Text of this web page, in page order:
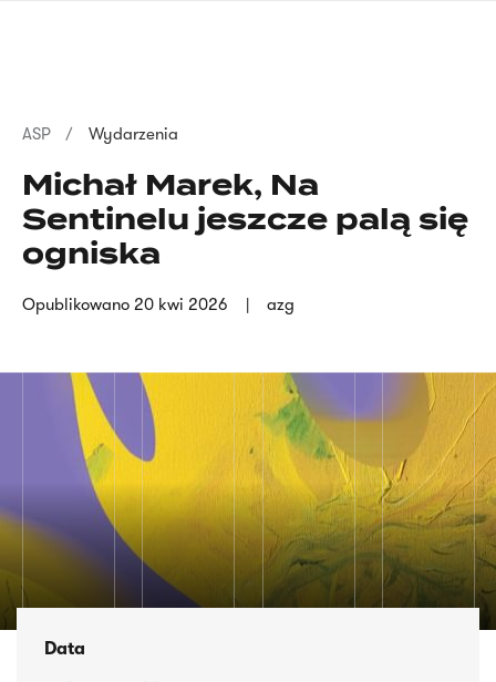
Ścieżka
nawigacyjna
ASP Wydarzenia
Michał Marek, Na
Sentinelu jeszcze palą się
ogniska
Opublikowano 20 kwi 2026 azg
Data